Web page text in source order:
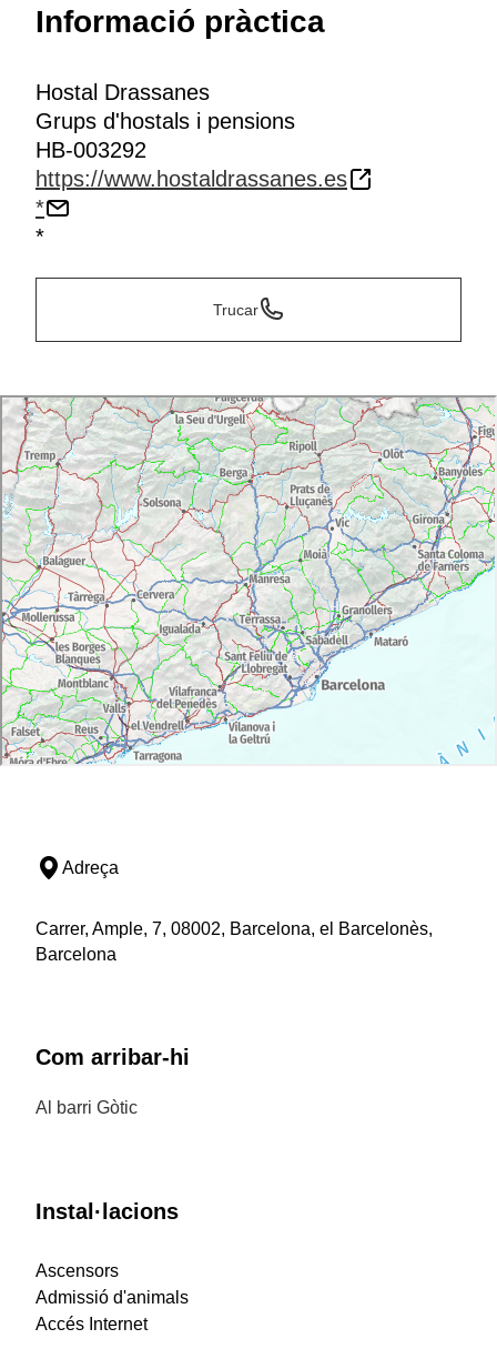
Informació pràctica
Hostal Drassanes
Grups d'hostals i pensions
HB-003292
https://www.hostaldrassanes.es
*
*
Trucar
Adreça
Carrer, Ample, 7, 08002, Barcelona, el Barcelonès,
Barcelona
Com arribar-hi
Al barri Gòtic
Instal·lacions
Ascensors
Admissió d'animals
Accés Internet